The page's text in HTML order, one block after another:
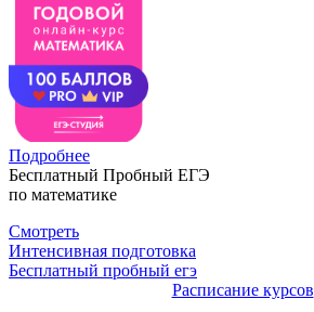
Подробнее
Бесплатный Пробный ЕГЭ
по математике
Смотреть
Интенсивная подготовка
Бесплатный пробный егэ
Расписание курсов